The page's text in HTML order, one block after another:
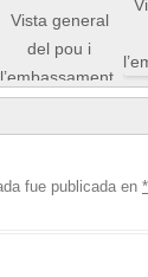
fue publicada en